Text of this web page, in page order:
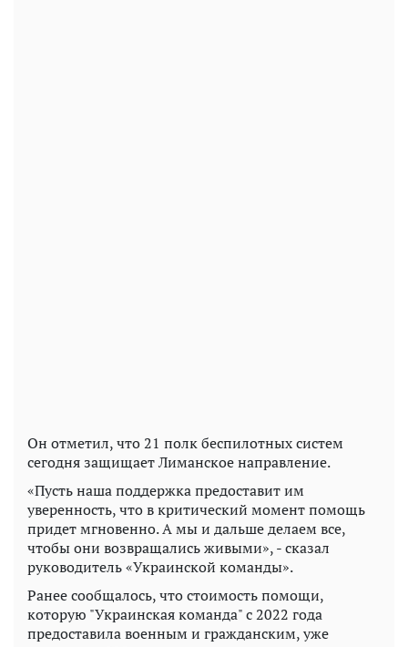
Он отметил, что 21 полк беспилотных систем
сегодня защищает Лиманское направление.
«Пусть наша поддержка предоставит им
уверенность, что в критический момент помощь
придет мгновенно. А мы и дальше делаем все,
чтобы они возвращались живыми», - сказал
руководитель «Украинской команды».
Ранее сообщалось, что стоимость помощи,
которую "Украинская команда" с 2022 года
предоставила военным и гражданским, уже